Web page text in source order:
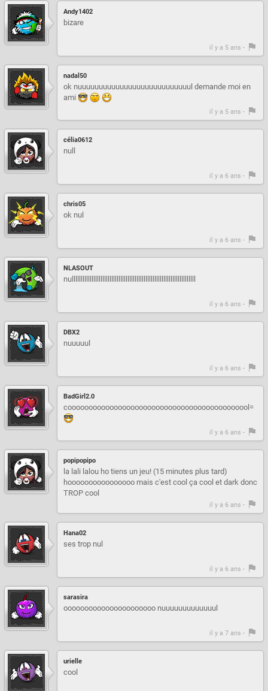
Andy1402
bizare
il y a 5 ans -
nadal50
ok nuuuuuuuuuuuuuuuuuuuuuuuuuuul demande moi en
ami
il y a 5 ans -
célia0612
null
il y a 6 ans -
chris05
ok nul
il y a 6 ans -
NLASOUT
nulllllllllllllllllllllllllllllllllllllllllllllllllllllllllllllllllllll
il y a 6 ans -
DBX2
nuuuuul
il y a 6 ans -
BadGirl2.0
coooooooooooooooooooooooooooooooooooooooooool=
il y a 6 ans -
popipopipo
la lali lalou ho tiens un jeu! (15 minutes plus tard)
hoooooooooooooooo mais c'est cool ça cool et dark donc
TROP cool
il y a 6 ans -
Hana02
ses trop nul
il y a 6 ans -
sarasira
oooooooooooooooooooooo nuuuuuuuuuuuuul
il y a 7 ans -
urielle
cool